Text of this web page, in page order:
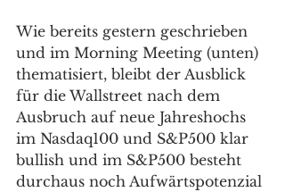
Wie bereits gestern geschrieben
und im Morning Meeting (unten)
thematisiert, bleibt der Ausblick
für die Wallstreet nach dem
Ausbruch auf neue Jahreshochs
im Nasdaq100 und S&P500 klar
bullish und im S&P500 besteht
durchaus noch Aufwärtspotenzial